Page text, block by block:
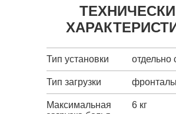
Тип установки отдельно
Тип загрузки
Максимальная
6 кг